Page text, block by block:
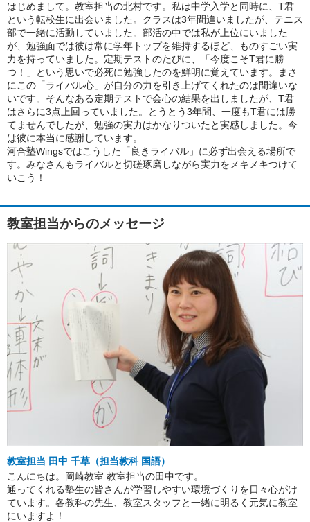
はじめまして。教室担当の北村です。私は中学入学と同時に、T君
という転校生に出会いました。クラスは3年間違いましたが、テニス
部で一緒に活動していました。部活の中では私が上位にいました
が、勉強面では彼は常に学年トップを維持するほど、ものすごい実
力を持っていました。定期テストのたびに、「今度こそT君に勝
つ！」という思いで必死に勉強したのを鮮明に覚えています。まさ
にこの「ライバル心」が自分の力を引き上げてくれたのは間違いな
いです。そんなある定期テストで会心の結果を出しましたが、T君
はさらに3点上回っていました。とうとう3年間、一度もT君には勝
てませんでしたが、勉強の実力はかなりついたと実感しました。今
は彼に本当に感謝しています。
河合塾Wingsではこうした「良きライバル」に必ず出会える場所で
す。みなさんもライバルと切磋琢磨しながら実力をメキメキつけて
いこう！
教室担当からのメッセージ
教室担当 田中 千草（担当教科 国語）
こんにちは。岡崎教室 教室担当の田中です。
通ってくれる塾生の皆さんが学習しやすい環境づくりを日々心がけ
ています。各教科の先生、教室スタッフと一緒に明るく元気に教室
にいますよ！